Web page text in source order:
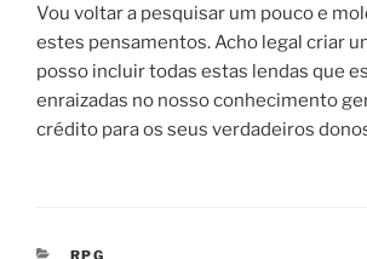
Vou voltar a pesquisar um pouco e
estes pensamentos. Acho legal criar
posso incluir todas estas lendas que
enraizadas no nosso conhecimento
crédito para os seus verdadeiros
CATEGORIAS